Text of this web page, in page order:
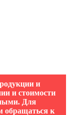
и
и стоимости
Для
обращаться к